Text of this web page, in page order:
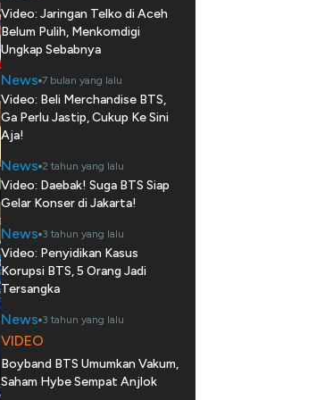
Video: Jaringan Telko di Aceh
Belum Pulih, Menkomdigi
Ungkap Sebabnya
News 7 bulan yang lalu
Video: Beli Merchandise BTS,
Ga Perlu Jastip, Cukup Ke Sini
Aja!
News 2 tahun yang lalu
Video: Daebak! Suga BTS Siap
Gelar Konser di Jakarta!
News 3 tahun yang lalu
Video: Penyidikan Kasus
Korupsi BTS, 5 Orang Jadi
Tersangka
News 3 tahun yang lalu
VIDEO
Boyband BTS Umumkan Vakum,
Saham Hybe Sempat Anjlok